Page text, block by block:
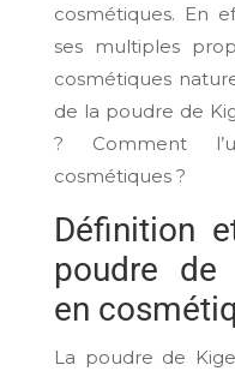
cosmétiques. En
ses multiples
cosmétiques
de la poudre de
? Comment
cosmétiques ?
Définition
poudre de
en
La poudre de